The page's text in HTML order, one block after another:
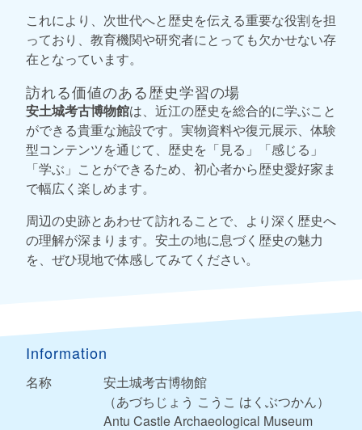
これにより、次世代へと歴史を伝える重要な役割を担
っており、教育機関や研究者にとっても欠かせない存
在となっています。
訪れる価値のある歴史学習の場
安土城考古博物館は、近江の歴史を総合的に学ぶこと
ができる貴重な施設です。実物資料や復元展示、体験
型コンテンツを通じて、歴史を「見る」「感じる」
「学ぶ」ことができるため、初心者から歴史愛好家ま
で幅広く楽しめます。
周辺の史跡とあわせて訪れることで、より深く歴史へ
の理解が深まります。安土の地に息づく歴史の魅力
を、ぜひ現地で体感してみてください。
Information
名称
安土城考古博物館
（あづちじょう こうこ はくぶつかん）
Antu Castle Archaeological Museum